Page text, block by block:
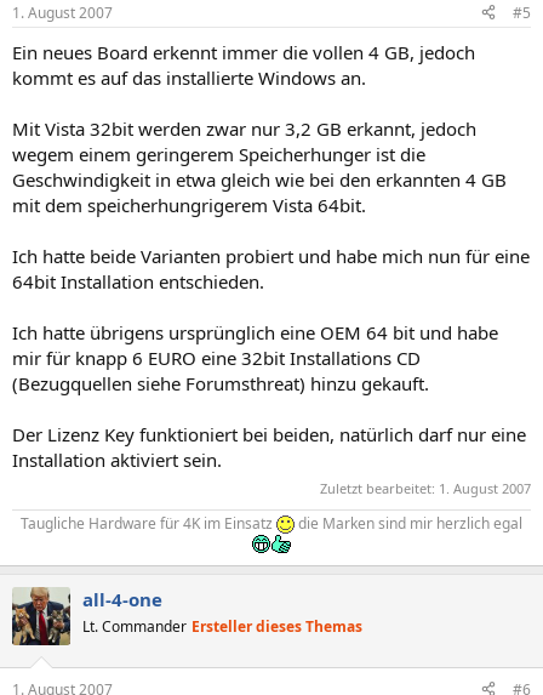
1. August 2007 #5
Ein neues Board erkennt immer die vollen 4 GB, jedoch
kommt es auf das installierte Windows an.
Mit Vista 32bit werden zwar nur 3,2 GB erkannt, jedoch
wegem einem geringerem Speicherhunger ist die
Geschwindigkeit in etwa gleich wie bei den erkannten 4 GB
mit dem speicherhungrigerem Vista 64bit.
Ich hatte beide Varianten probiert und habe mich nun für eine
64bit Installation entschieden.
Ich hatte übrigens ursprünglich eine OEM 64 bit und habe
mir für knapp 6 EURO eine 32bit Installations CD
(Bezugquellen siehe Forumsthreat) hinzu gekauft.
Der Lizenz Key funktioniert bei beiden, natürlich darf nur eine
Installation aktiviert sein.
Zuletzt bearbeitet: 1. August 2007
Taugliche Hardware für 4K im Einsatz die Marken sind mir herzlich egal
all-4-one
Lt. Commander Ersteller dieses Themas
1. August 2007 #6